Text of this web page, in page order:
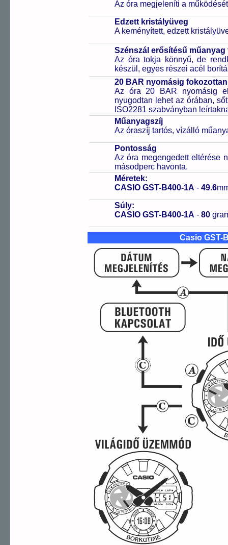
Az óra megjeleníti a
Edzett kristályüveg
A keményített, edzett
Szénszál erősítésű műanyag
Az óra tokja könnyű, de
készül, egyes részei acél
20 BAR nyomásig
Az óra 20 BAR nyomásig
nyugodtan lehet az órában,
ISO2281 szabványban
Műanyagszíj
Az óraszíj tartós, vízálló
Pontosság
Az óra megengedett eltérése
másodperc havonta.
Méretek:
CASIO GST-B400-1A - 49.6
Súly:
CASIO GST-B400-1A - 80
Casio GST-